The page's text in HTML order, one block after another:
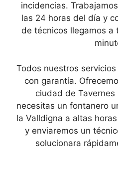
incidencias.
las 24 horas del día y
de técnicos llegamos a
Todos nuestros
con garantía.
ciudad de
necesitas un fontanero
la Valldigna a altas
y enviaremos un
solucionara